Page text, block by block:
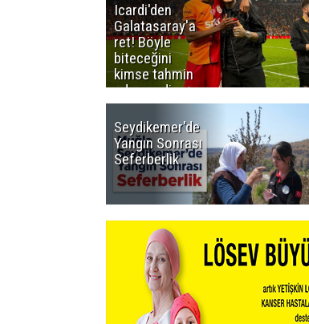
Icardi'den
Galatasaray'a
ret! Böyle
biteceğini
kimse tahmin
edemezdi
Seydikemer'de
Yangın Sonrası
Seferberlik